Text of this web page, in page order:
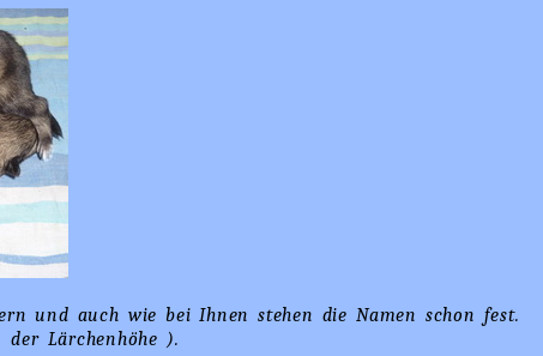
und auch wie bei Ihnen stehen die Namen schon fest.
Lärchenhöhe ).